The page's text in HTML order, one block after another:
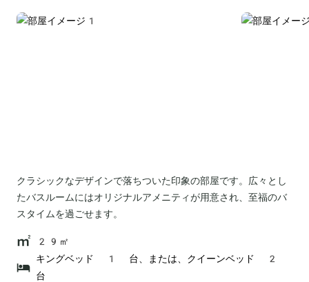
クラシックなデザインで落ちついた印象の部屋です。広々とし
たバスルームにはオリジナルアメニティが用意され、至福のバ
スタイムを過ごせます。
29㎡
キングベッド 1 台、または、クイーンベッド 2
台